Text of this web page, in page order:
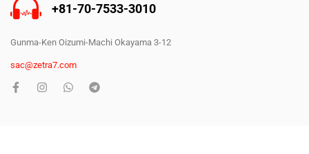
+81-70-7533-3010
Gunma-Ken Oizumi-Machi Okayama 3-12
sac@zetra7.com